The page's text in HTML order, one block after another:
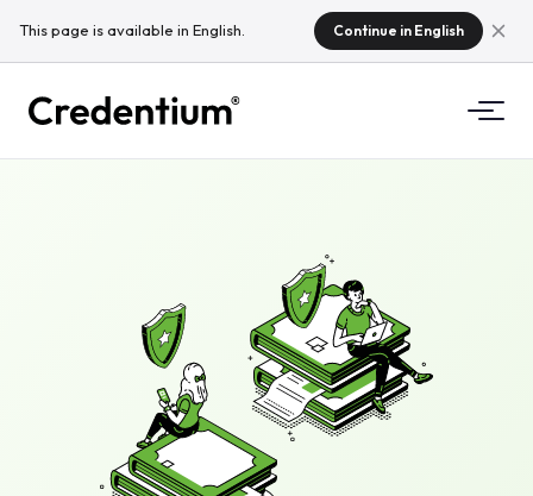
This page is available in English. Continue in English
Miks Credentium
CloudTeamist
Koolitusettevõtetele
Üritusettevõtetele
Mis on mikrokvalifikatsioonid?
Regulatsioonid